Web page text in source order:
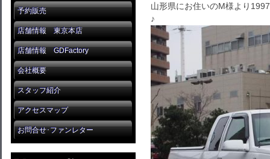
予約販売
店舗情報 東京本店
店舗情報 GDFactory
会社概要
スタッフ紹介
アクセスマップ
お問合せ･ファンレター
山形県にお住いのM様より
♪